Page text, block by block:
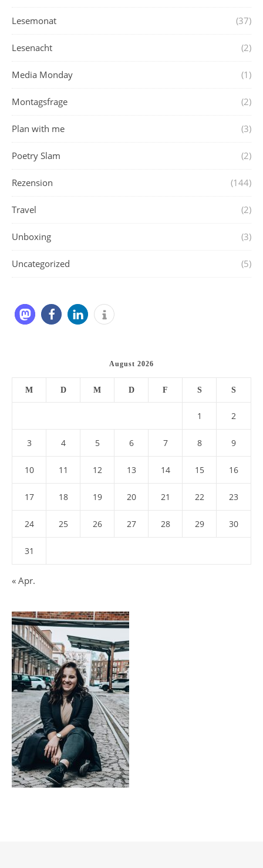
Lesemonat (37)
Lesenacht (2)
Media Monday (1)
Montagsfrage (2)
Plan with me (3)
Poetry Slam (2)
Rezension (144)
Travel (2)
Unboxing (3)
Uncategorized (5)
August 2026
M D M D F S S
1 2
3 4 5 6 7 8 9
10 11 12 13 14 15 16
17 18 19 20 21 22 23
24 25 26 27 28 29 30
31
« Apr.